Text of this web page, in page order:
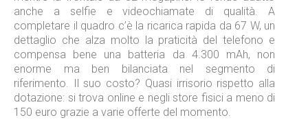
anche a selfie e videochiamate di qualità. A
completare il quadro c’è la ricarica rapida da 67 W, un
dettaglio che alza molto la praticità del telefono e
compensa bene una batteria da 4.300 mAh, non
enorme ma ben bilanciata nel segmento di
riferimento. Il suo costo? Quasi irrisorio rispetto alla
dotazione: si trova online e negli store fisici a meno di
150 euro grazie a varie offerte del momento.